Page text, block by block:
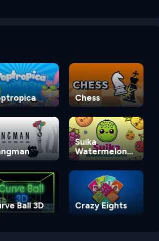
Chess
Suika
Watermelon
Game
Ball 3D Crazy Eights